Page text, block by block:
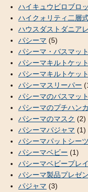
ハイキュウビロブロ
ハイクォリティ二層
ハウスダストダニア
パシーマ (5)
パシーマ・バスマット
パシーマキルトケット
パシーマキルトケッ
パシーマスリーパー
パシーマのバスマット
パシーマのプチハン
パシーマのマスク (2)
パシーマパジャマ (1)
パシーマパットシーツ
パシーマベビー (1)
パシーマベビープレ
パシーマ製品プレゼ
パジャマ (3)